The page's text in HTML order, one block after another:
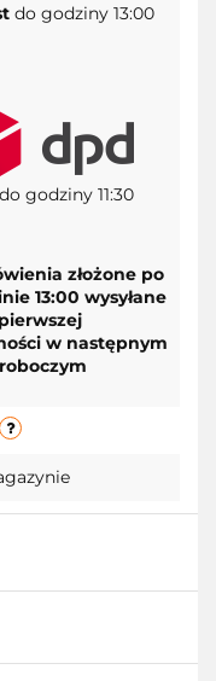
do godziny 13:00
do godziny 11:30
złożone po
13:00 wysyłane
w następnym